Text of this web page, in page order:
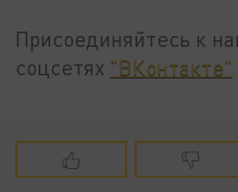
Присоединяйтесь к
соцсетях "ВКонтакте"